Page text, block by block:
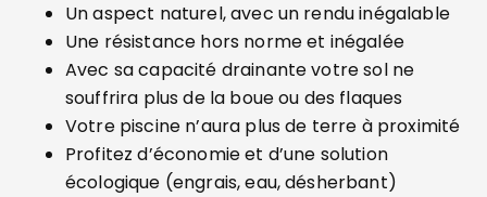
Un aspect naturel, avec un rendu inégalable
Une résistance hors norme et inégalée
Avec sa capacité drainante votre sol ne
souffrira plus de la boue ou des flaques
Votre piscine n’aura plus de terre à proximité
Profitez d’économie et d’une solution
écologique (engrais, eau, désherbant)